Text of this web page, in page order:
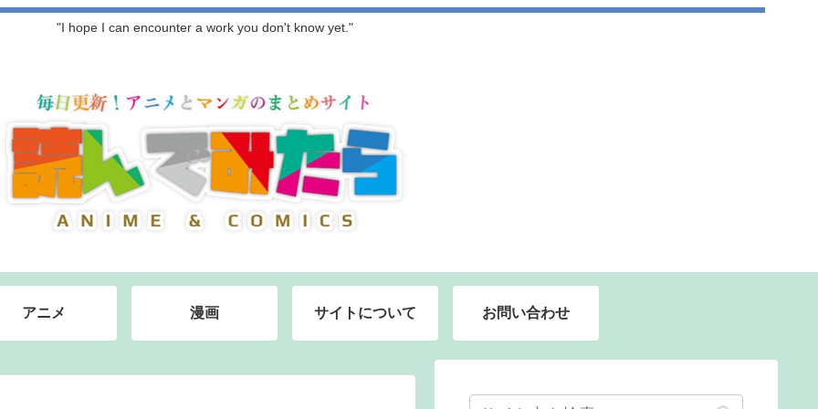
"I hope I can encounter a work you don't know yet."
アニメ 漫画 サイトについて お問い合わせ